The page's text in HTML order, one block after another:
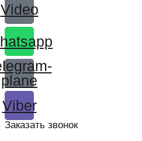
Video
plane
Viber
Заказать звонок